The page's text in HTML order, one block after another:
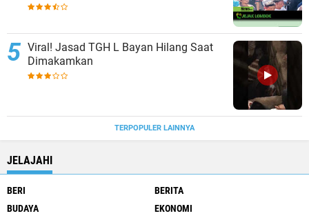
Viral! Jasad TGH L Bayan Hilang Saat
Dimakamkan
TERPOPULER LAINNYA
JELAJAHI
BERI
BERITA
BUDAYA
EKONOMI